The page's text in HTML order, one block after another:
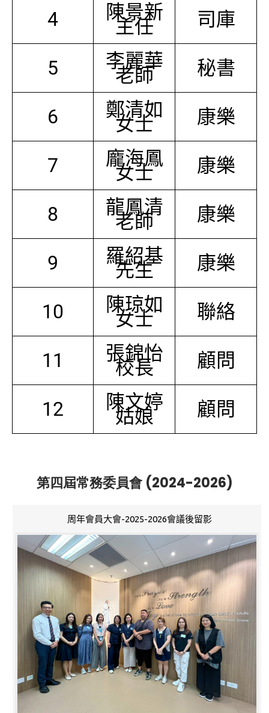
4 陳景新
主任 司庫
5 李麗華
老師 秘書
6 鄭清如
女士 康樂
7 龐海鳳
女士 康樂
8 龍鳳清
老師 康樂
9 羅紹基
先生 康樂
10 陳琼如
女士 聯絡
11 張錦怡
校長 顧問
12 陳文婷
姑娘 顧問
第四屆常務委員會 (2024-2026)
周年會員大會-2025-2026會議後留影